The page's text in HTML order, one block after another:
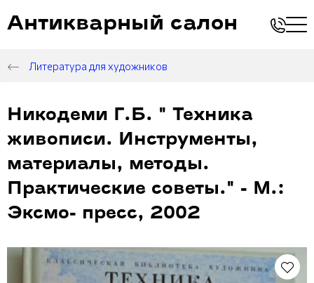
Антикварный салон
Литература для художников
Никодеми Г.Б. " Техника
живописи. Инструменты,
материалы, методы.
Практические советы." - М.:
Эксмо- пресс, 2002